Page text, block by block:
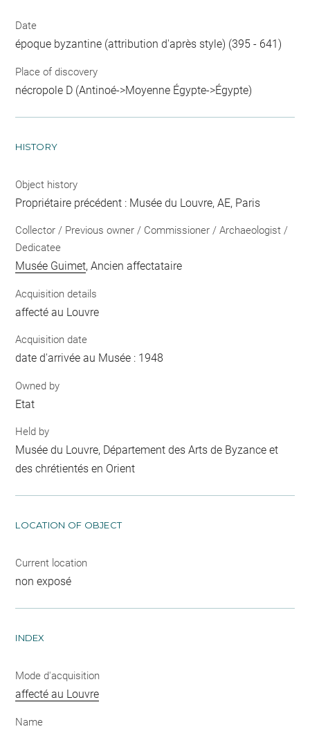
Date
époque byzantine (attribution d'après style) (395 - 641)
Place of discovery
nécropole D (Antinoé->Moyenne Égypte->Égypte)
HISTORY
Object history
Propriétaire précédent : Musée du Louvre, AE, Paris
Collector / Previous owner / Commissioner / Archaeologist /
Dedicatee
Musée Guimet, Ancien affectataire
Acquisition details
affecté au Louvre
Acquisition date
date d'arrivée au Musée : 1948
Owned by
Etat
Held by
Musée du Louvre, Département des Arts de Byzance et
des chrétientés en Orient
LOCATION OF OBJECT
Current location
non exposé
INDEX
Mode d'acquisition
affecté au Louvre
Name